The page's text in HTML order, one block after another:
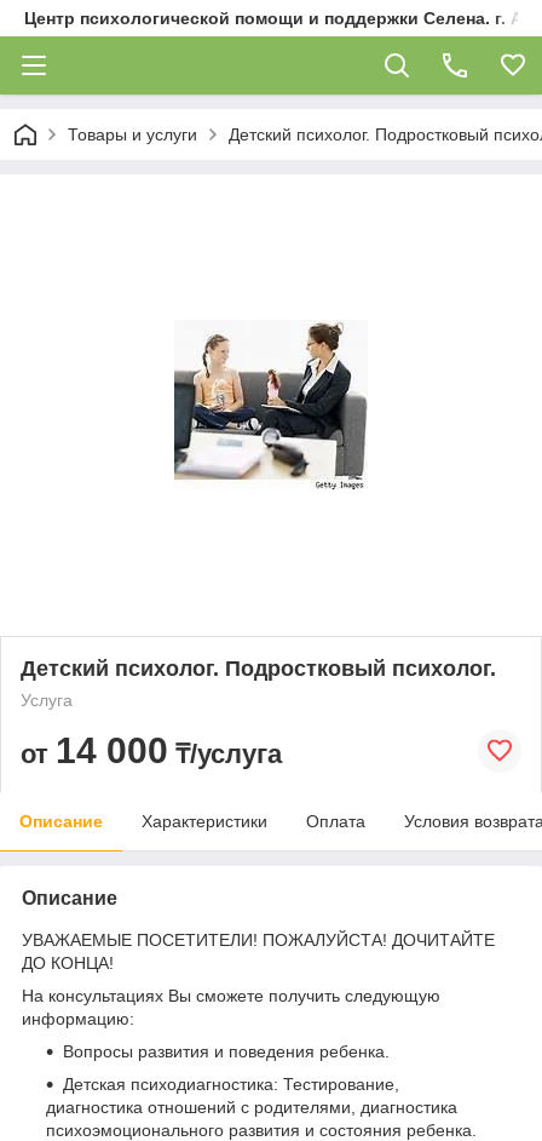
Центр психологической помощи и поддержки Селена. г.
Товары и услуги Детский психолог. Подростковый
Детский психолог. Подростковый психолог.
Услуга
от 14 000 ₸/услуга
Описание Характеристики Оплата Условия
Описание
УВАЖАЕМЫЕ ПОСЕТИТЕЛИ! ПОЖАЛУЙСТА! ДОЧИТАЙТЕ
ДО КОНЦА!
На консультациях Вы сможете получить следующую
информацию:
Вопросы развития и поведения ребенка.
Детская психодиагностика: Тестирование,
диагностика отношений с родителями, диагностика
психоэмоционального развития и состояния ребенка.